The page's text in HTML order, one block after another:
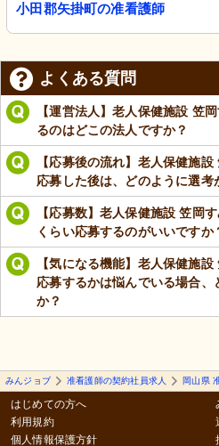
小田郡矢掛町の准看護師
よくある質問
【運営法人】老人保健施設 笠
るのはどこの法人ですか？
【応募後の流れ】老人保健施
応募した後は、どのように選考
【応募数】老人保健施設 笠岡
くらい応募するのがいいですか
【気になる機能】老人保健施
応募するかは悩んでいる場合、
か？
みんジョブ 准看護師の契約社員求人 岡山県
はじめての方へ
利用規約
個人情報保護方針